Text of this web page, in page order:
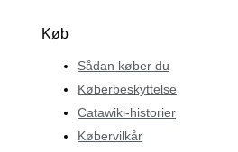
Køb
Sådan køber du
Køberbeskyttelse
Catawiki-historier
Købervilkår